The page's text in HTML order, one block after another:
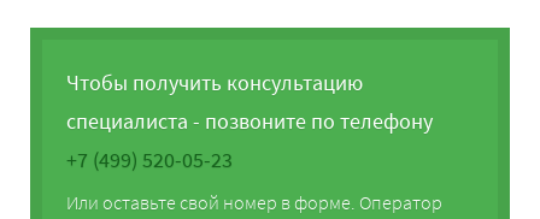
Чтобы получить консультацию
специалиста - позвоните по телефону
+7 (499) 520-05-23
Или оставьте свой номер в форме. Оператор